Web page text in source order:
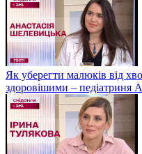
Як уберегти малюків від
здоровішими – педіатриня